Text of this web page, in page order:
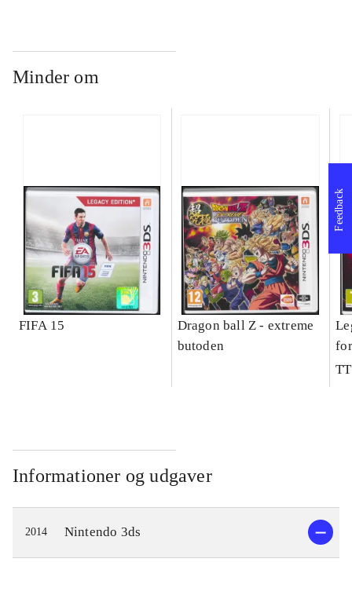
Minder om
FIFA 15
Dragon ball Z - extreme
butoden
Informationer og udgaver
2014 Nintendo 3ds
Feedback